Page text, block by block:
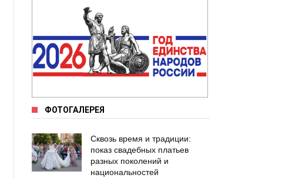
ФОТОГАЛЕРЕЯ
Сквозь время и традиции:
показ свадебных платьев
разных поколений и
национальностей